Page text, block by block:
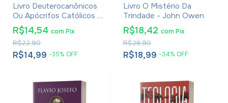
Livro Deuterocanônicos
Ou Apócrifos Católicos -
Luiz Alexandre Solano
Rossi E Ildo Perondi
R$14,99 -35% OFF
R$22,90
R$14,54 comPix
Livro O Mistério Da
Trindade - John Owen
R$18,99 -34% OFF
R$28,90
R$18,42 com Pix